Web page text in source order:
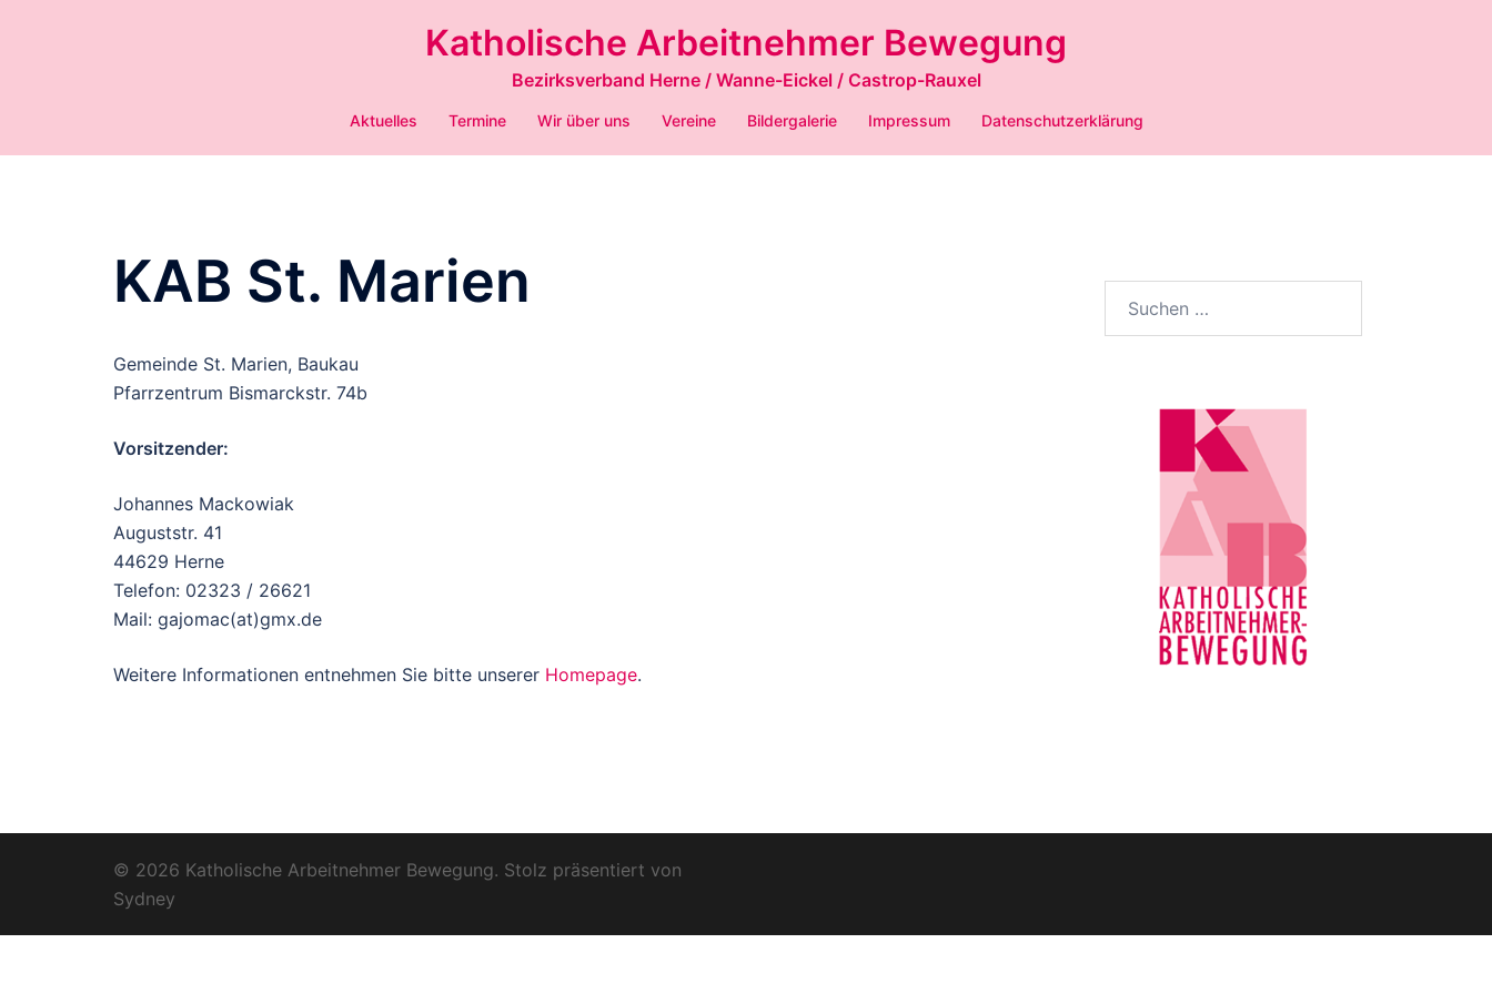
Katholische Arbeitnehmer Bewegung
Bezirksverband Herne / Wanne-Eickel / Castrop-Rauxel
Aktuelles Termine Wir über uns Vereine Bildergalerie Impressum Datenschutzerklärung
KAB St. Marien
Gemeinde St. Marien, Baukau
Pfarrzentrum Bismarckstr. 74b
Vorsitzender:
Johannes Mackowiak
Auguststr. 41
44629 Herne
Telefon: 02323 / 26621
Mail: gajomac(at)gmx.de
Weitere Informationen entnehmen Sie bitte unserer Homepage.
© 2026 Katholische Arbeitnehmer Bewegung. Stolz präsentiert von
Sydney